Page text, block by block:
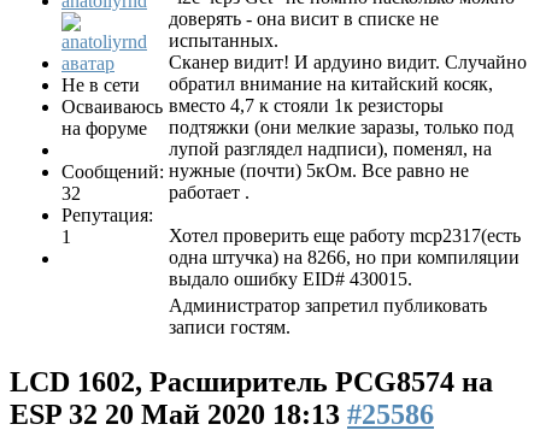
Не в сети
Осваиваюсь
на форуме
Сообщений:
32
Репутация:
1
доверять - она висит в списке не
испытанных.
Сканер видит! И ардуино видит. Случайно
обратил внимание на китайский косяк,
вместо 4,7 к стояли 1к резисторы
подтяжки (они мелкие заразы, только под
лупой разглядел надписи), поменял, на
нужные (почти) 5кОм. Все равно не
работает .
Хотел проверить еще работу mcp2317(есть
одна штучка) на 8266, но при компиляции
выдало ошибку EID# 430015.
Администратор запретил публиковать
записи гостям.
LCD 1602, Расширитель PCG8574 на
ESP 32 20 Май 2020 18:13 #25586